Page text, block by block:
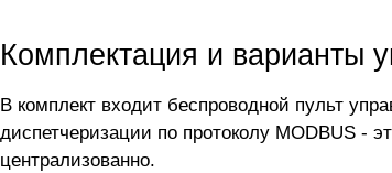
Комплектация и варианты
В комплект входит беспроводной пульт
диспетчеризации по протоколу MODBUS -
централизованно.